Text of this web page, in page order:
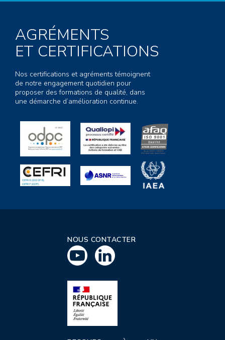
AGRÉMENTS
ET CERTIFICATIONS
Nos certifications et agréments témoignent
de notre engagement quotidien pour
proposer des formations de qualité, dans
une démarche d’amélioration continue.
NOUS CONTACTER